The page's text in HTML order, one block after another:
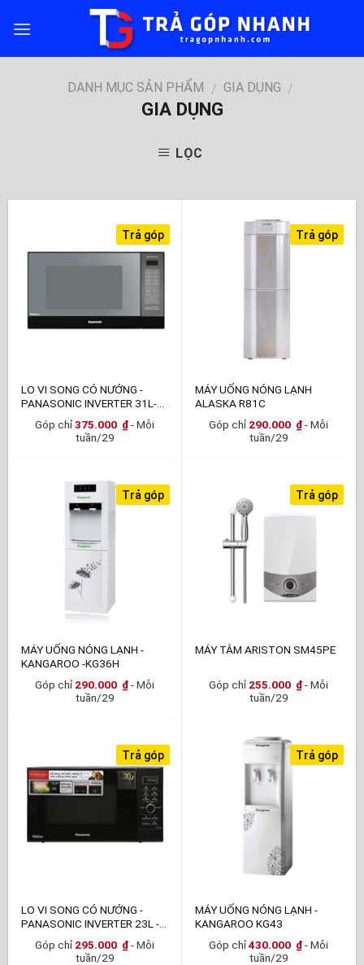
DANH MỤC SẢN PHẨM / GIA DỤNG /
GIA DỤNG
LỌC
Trả góp
LO VI SONG CÓ NƯỚNG -
PANASONIC INVERTER 31L-
GT65JBYUE
Góp chỉ375.000 ₫ - Mỗi
tuần/29
Trả góp
MÁY UỐNG NÓNG LẠNH
ALASKA R81C
Góp chỉ 290.000 ₫ - Mỗi
tuần/29
Trả góp
MÁY UỐNG NÓNG LẠNH -
KANGAROO -KG36H
Góp chỉ 290.000 ₫ - Mỗi
tuần/29
Trả góp
MÁY TẮM ARISTON SM45PE
Góp chỉ 255.000 ₫ - Mỗi
tuần/29
Trả góp
LO VI SONG CÓ NƯỚNG -
PANASONIC INVERTER 23L -
GD37HBYUE
Góp chỉ 295.000 ₫ - Mỗi
tuần/29
Trả góp
MÁY UỐNG NÓNG LẠNH -
KANGAROO KG43
Góp chỉ430.000 ₫ - Mỗi
tuần/29